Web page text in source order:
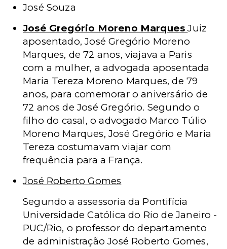
José Souza
José Gregório Moreno MarquesJuiz
aposentado, José Gregório Moreno
Marques, de 72 anos, viajava a Paris
com a mulher, a advogada aposentada
Maria Tereza Moreno Marques, de 79
anos, para comemorar o aniversário de
72 anos de José Gregório. Segundo o
filho do casal, o advogado Marco Túlio
Moreno Marques, José Gregório e Maria
Tereza costumavam viajar com
frequência para a França.
José Roberto Gomes
Segundo a assessoria da Pontifícia
Universidade Católica do Rio de Janeiro -
PUC/Rio, o professor do departamento
de administração José Roberto Gomes,